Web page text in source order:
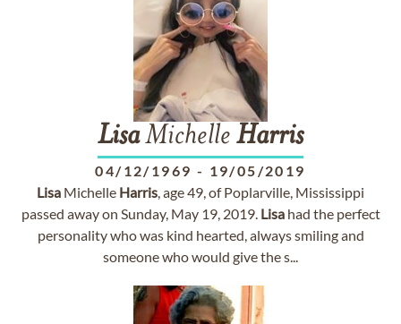
LisaMichelle Harris
04/12/1969 - 19/05/2019
Lisa Michelle Harris, age 49, of Poplarville, Mississippi
passed away on Sunday, May 19, 2019. Lisahad the perfect
personality who was kind hearted, always smiling and
someone who would give the s...